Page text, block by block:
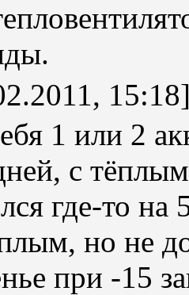
1 или 2
с
где-то на
но не
при -15